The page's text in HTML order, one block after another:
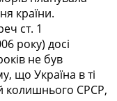
країни.
ст. 1
року) досі
не був
що Україна в ті
колишнього СРСР,